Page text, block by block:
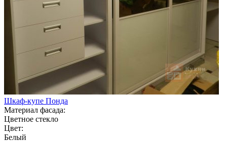
Шкаф-купе Понда
Материал фасада:
Цветное стекло
Цвет:
Белый